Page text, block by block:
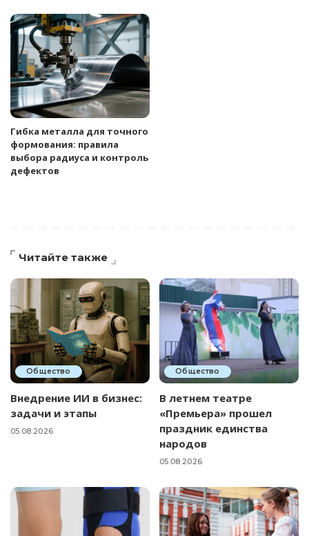
Гибка металла для точного
формования: правила
выбора радиуса и контроль
дефектов
Читайте также
Общество
Внедрение ИИ в бизнес:
задачи и этапы
05.08.2026
Общество
В летнем театре
«Премьера» прошел
праздник единства
народов
05.08.2026